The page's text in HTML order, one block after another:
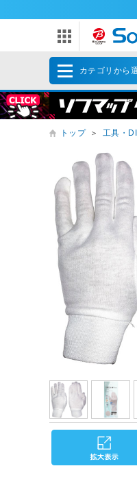
カテゴリから
トップ ＞ 工具・